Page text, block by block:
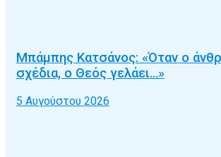
Μπάμπης Κατσάνος: «Όταν ο
σχέδια, ο Θεός γελάει…»
5 Αυγούστου 2026